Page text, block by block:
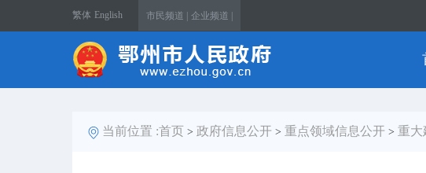
繁体 English 市民频道 | 企业频道 |
当前位置 :首页 > 政府信息公开 > 重点领域信息公开 > 重大